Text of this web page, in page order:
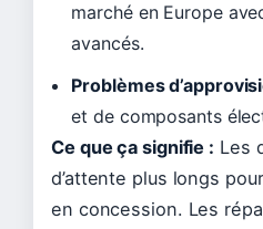
marché en Europe
avancés.
Problèmes
et de composants
Ce que ça signifie : Les
d’attente plus longs
en concession. Les